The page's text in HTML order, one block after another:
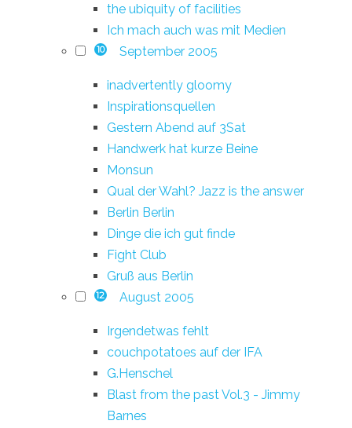
the ubiquity of facilities
Ich mach auch was mit Medien
10 September 2005
inadvertently gloomy
Inspirationsquellen
Gestern Abend auf 3Sat
Handwerk hat kurze Beine
Monsun
Qual der Wahl? Jazz is the answer
Berlin Berlin
Dinge die ich gut finde
Fight Club
Gruß aus Berlin
12 August 2005
Irgendetwas fehlt
couchpotatoes auf der IFA
G.Henschel
Blast from the past Vol.3 - Jimmy
Barnes